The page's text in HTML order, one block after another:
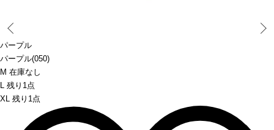
パープル
パープル(050)
M 在庫なし
L 残り1点
XL 残り1点